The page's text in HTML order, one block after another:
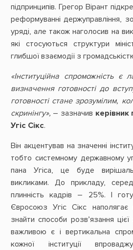
підпринципів. Грегор Вірант
реформуванні держуправління,
уряді, але також наголосив на
які стосуються структури
глибшої взаємодії з
«Інституційна спроможність є
визначення готовності до
готовності стане зрозумілим,
скринінгу», – зазначив
Угіс Сікс.
Він акцентував на значенні
тобто системному державному
пана Угіса, це буде
викликами. До прикладу,
плинність кадрів – 25%. І
Євросоюз Угіс Сікс
знайти способи розв’язання
важливою є і вертикальна
кожної інституції